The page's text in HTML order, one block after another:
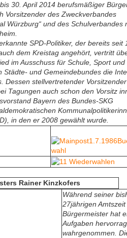
30. April 2014 berufsmäßiger
Vorsitzender des Zweckverbandes
Würzburg“ und des Schulverbandes
SPD-Politiker, der bereits seit
dem Kreistag angehört, vertritt
im Ausschuss für Schule, Sport
Städte- und Gemeindebundes die
Dessen stellvertretender
Tagungen auch schon den Vorsitz
Bayern des Bundes-SKG
in den er 2008 gewählt wurde.
Rainer Kinzkofers
Während seiner
27jährigen Amtszeit
Bürgermeister hat
Aufgaben
wahrgenommen.